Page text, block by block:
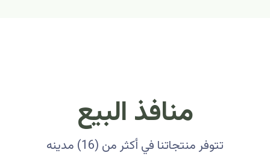
منافذ البيع
تتوفر منتجاتنا في أكثر من (16) مدينه